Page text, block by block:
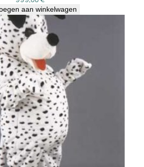
aan winkelwagen